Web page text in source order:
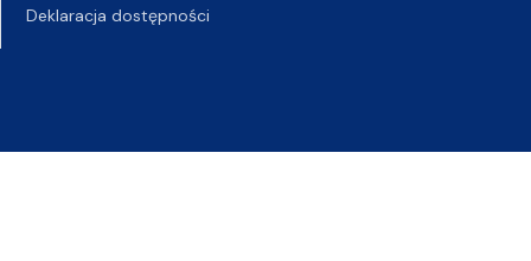
Deklaracja dostępności